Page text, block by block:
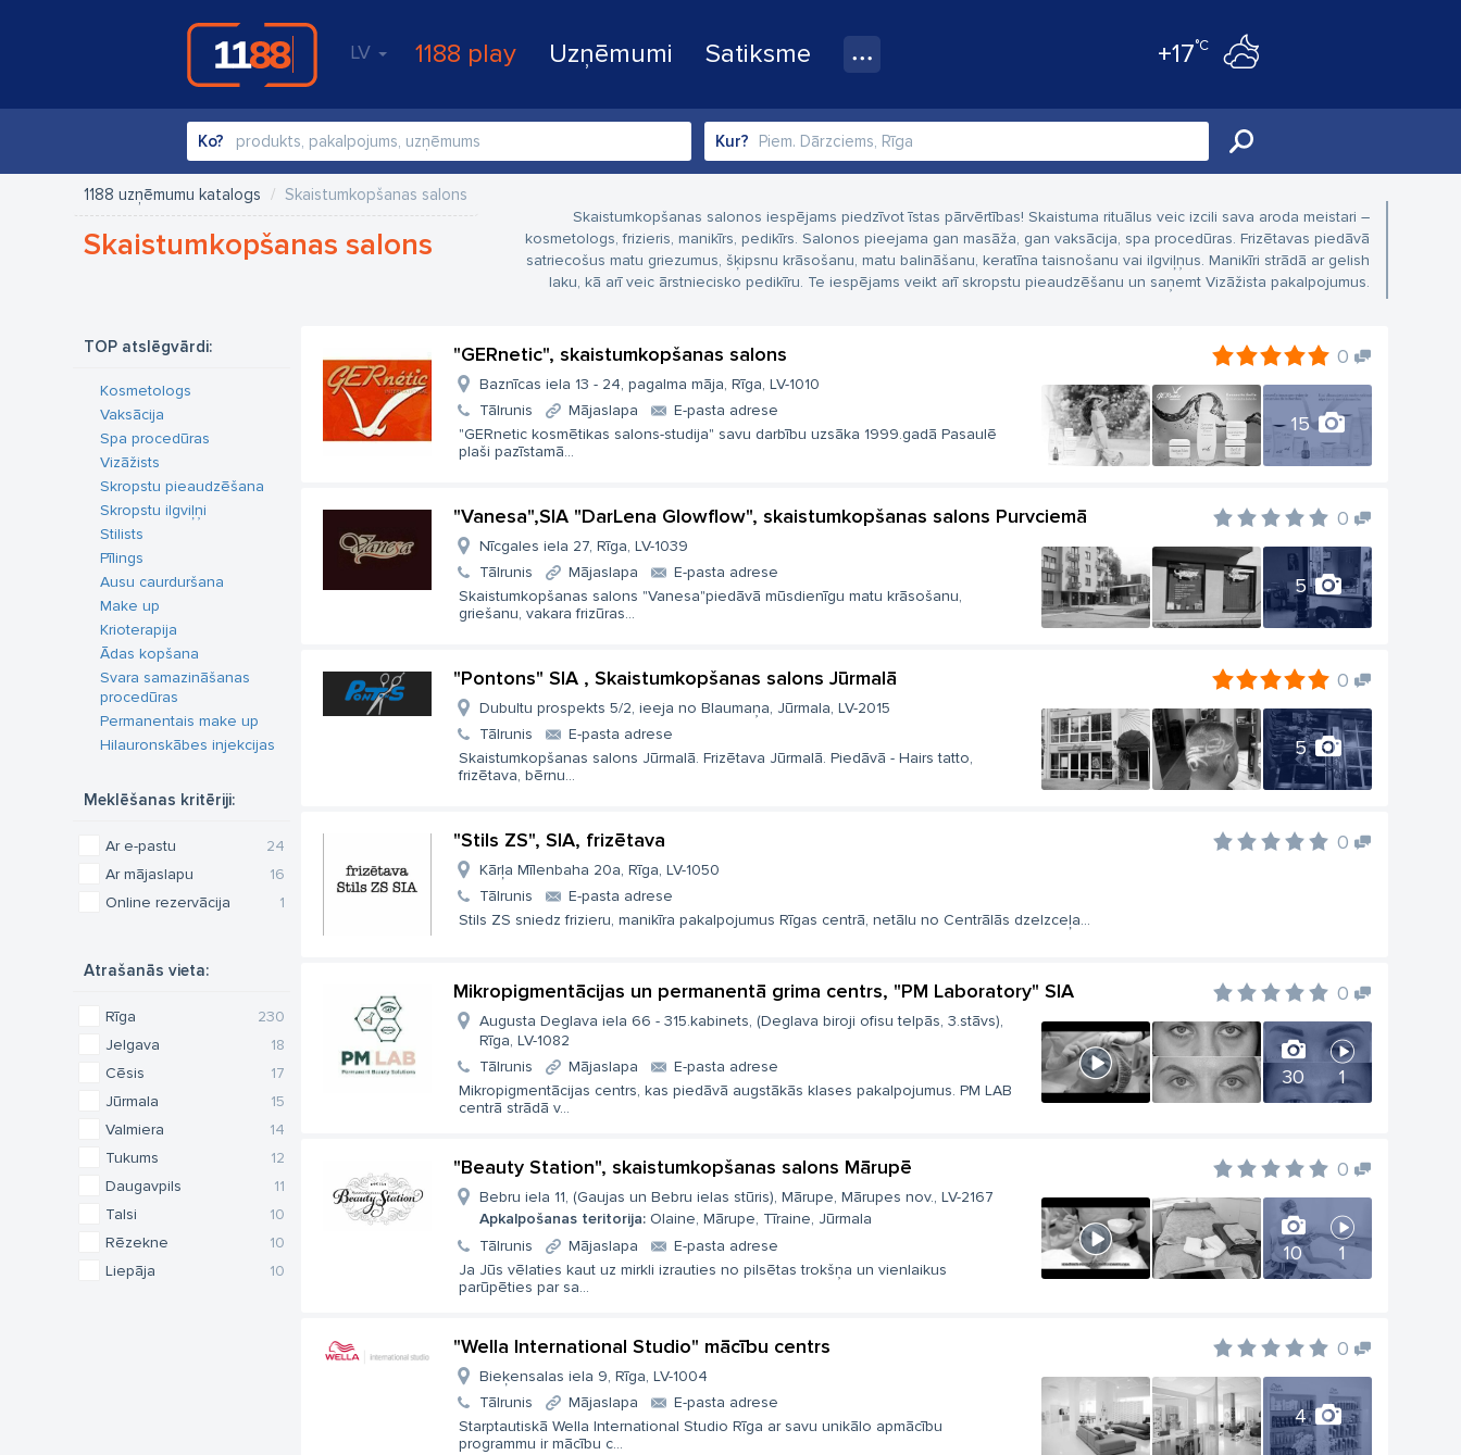
LV 1188 play Uzņēmumi Satiksme +17°C
Ko? Kur?
1188 uzņēmumu katalogs Skaistumkopšanas salons
Skaistumkopšanas salons
Skaistumkopšanas salonos iespējams piedzīvot īstas pārvērtības! Skaistuma rituālus veic izcili sava aroda meistari –
kosmetologs, frizieris, manikīrs, pedikīrs. Salonos pieejama gan masāža, gan vaksācija, spa procedūras. Frizētavas piedāvā
satriecošus matu griezumus, šķipsnu krāsošanu, matu balināšanu, keratīna taisnošanu vai ilgviļņus. Manikīri strādā ar gelish
laku, kā arī veic ārstniecisko pedikīru. Te iespējams veikt arī skropstu pieaudzēšanu un saņemt Vizāžista pakalpojumus.
TOP atslēgvārdi:
Kosmetologs
Vaksācija
Spa procedūras
Vizāžists
Skropstu pieaudzēšana
Skropstu ilgviļņi
Stilists
Pīlings
Ausu caurduršana
Make up
Krioterapija
Ādas kopšana
Svara samazināšanas
procedūras
Permanentais make up
Hilauronskābes injekcijas
Meklēšanas kritēriji:
24
Ar e-pastu
16
Ar mājaslapu
1
Online rezervācija
Atrašanās vieta:
230
Rīga
18
Jelgava
17
Cēsis
15
Jūrmala
14
Valmiera
12
Tukums
11
Daugavpils
10
Talsi
10
Rēzekne
10
Liepāja
"GERnetic", skaistumkopšanas salons 0
15
Baznīcas iela 13 - 24, pagalma māja, Rīga, LV-1010
Tālrunis
Mājaslapa
E-pasta adrese
"GERnetic kosmētikas salons-studija" savu darbību uzsāka 1999.gadā Pasaulē
plaši pazīstamā...
"Vanesa",SIA "DarLena Glowflow", skaistumkopšanas salons Purvciemā 0
5
Nīcgales iela 27, Rīga, LV-1039
Tālrunis
Mājaslapa
E-pasta adrese
Skaistumkopšanas salons "Vanesa"piedāvā mūsdienīgu matu krāsošanu,
griešanu, vakara frizūras...
"Pontons" SIA , Skaistumkopšanas salons Jūrmalā 0
5
Dubultu prospekts 5/2, ieeja no Blaumaņa, Jūrmala, LV-2015
Tālrunis
E-pasta adrese
Skaistumkopšanas salons Jūrmalā. Frizētava Jūrmalā. Piedāvā - Hairs tatto,
frizētava, bērnu...
"Stils ZS", SIA, frizētava 0
Kārļa Mīlenbaha 20a, Rīga, LV-1050
Tālrunis
E-pasta adrese
Stils ZS sniedz frizieru, manikīra pakalpojumus Rīgas centrā, netālu no Centrālās dzelzceļa...
Mikropigmentācijas un permanentā grima centrs, "PM Laboratory" SIA 0
30 1
Augusta Deglava iela 66 - 315.kabinets, (Deglava biroji ofisu telpās, 3.stāvs),
Rīga, LV-1082
Tālrunis
Mājaslapa
E-pasta adrese
Mikropigmentācijas centrs, kas piedāvā augstākās klases pakalpojumus. PM LAB
centrā strādā v...
"Beauty Station", skaistumkopšanas salons Mārupē 0
10 1
Bebru iela 11, (Gaujas un Bebru ielas stūris), Mārupe, Mārupes nov., LV-2167
Apkalpošanas teritorija: Olaine, Mārupe, Tīraine, Jūrmala
Tālrunis
Mājaslapa
E-pasta adrese
Ja Jūs vēlaties kaut uz mirkli izrauties no pilsētas trokšņa un vienlaikus
parūpēties par sa...
"Wella International Studio" mācību centrs 0
4
Bieķensalas iela 9, Rīga, LV-1004
Tālrunis
Mājaslapa
E-pasta adrese
Starptautiskā Wella International Studio Rīga ar savu unikālo apmācību
programmu ir mācību c...